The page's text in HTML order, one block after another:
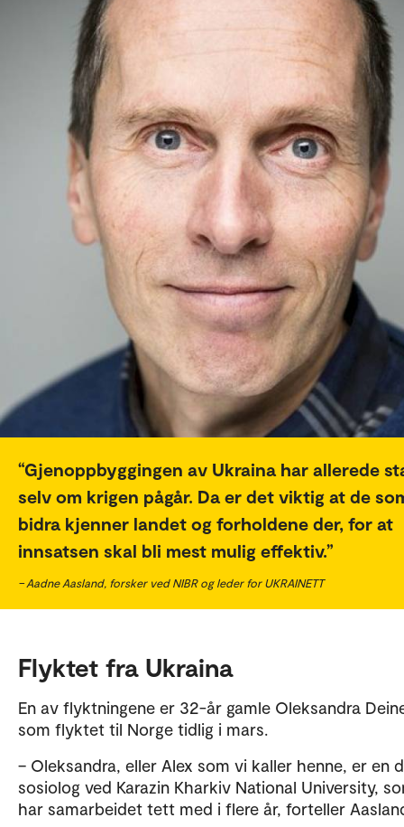
Gjenoppbyggingen av Ukraina har allerede
selv om krigen pågår. Da er det viktig at de
bidra kjenner landet og forholdene der, for at
innsatsen skal bli mest mulig effektiv.
– Aadne Aasland, forsker ved NIBR og leder for UKRAINETT
Flyktet fra Ukraina
En av flyktningene er 32-år gamle Oleksandra
som flyktet til Norge tidlig i mars.
– Oleksandra, eller Alex som vi kaller henne, er en
sosiolog ved Karazin Kharkiv National University,
har samarbeidet tett med i flere år, forteller